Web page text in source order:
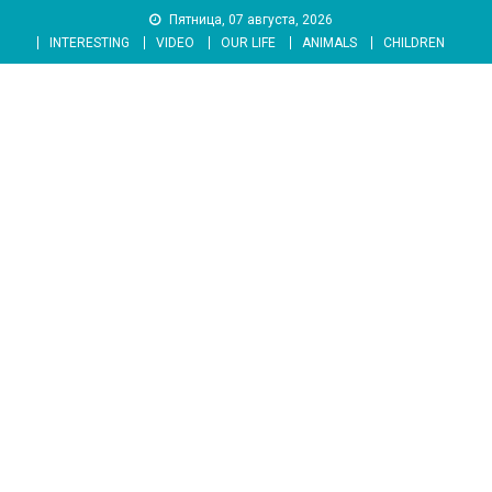
content
Пятница, 07 августа, 2026
INTERESTING
VIDEO OUR LIFE ANIMALS CHILDREN